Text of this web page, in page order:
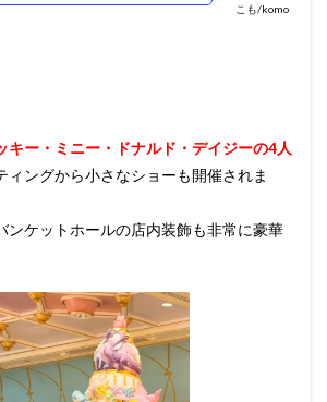
こも/komo
キー・ミニー・ドナルド・デイジーの4人
ィングから小さなショーも開催されま
ンケットホールの店内装飾も非常に豪華